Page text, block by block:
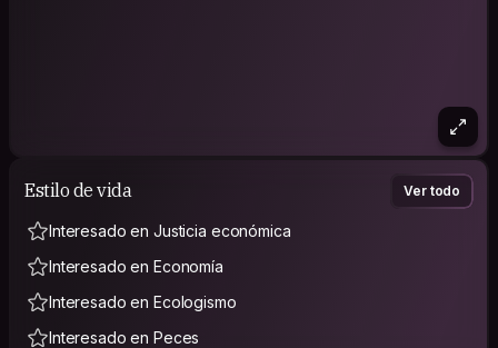
Estilo de vida Ver todo
Interesado en Justicia económica
Interesado en Economía
Interesado en Ecologismo
Interesado en Peces